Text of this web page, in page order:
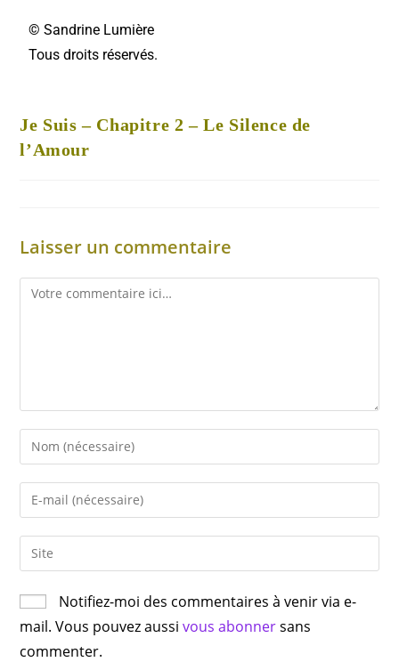
© Sandrine Lumière
Tous droits réservés.
Je Suis – Chapitre 2 – Le Silence de
l’Amour
Laisser un commentaire
Notifiez-moi des commentaires à venir via e-
mail. Vous pouvez aussivous abonnersans
commenter.